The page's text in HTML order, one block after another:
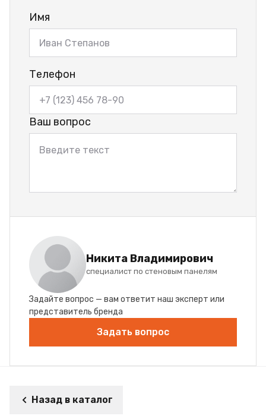
Имя
Телефон
Ваш вопрос
Никита Владимирович
специалист по стеновым панелям
Задайте вопрос — вам ответит наш эксперт или
представитель бренда
Задать вопрос
Назад в каталог